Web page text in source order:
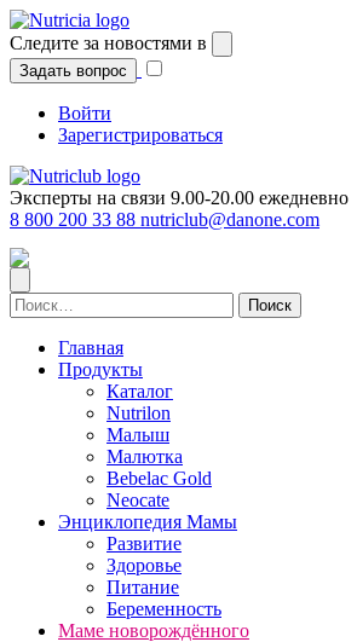
Перейти
к
содержимому
Следите за новостями в
Задать вопрос
Войти
Зарегистрироваться
Эксперты на связи 9.00-20.00 ежедневно
8 800 200 33 88 nutriclub@danone.com
Найти:
Главная
Продукты
Каталог
Nutrilon
Малыш
Малютка
Bebelac Gold
Neocate
Энциклопедия Мамы
Развитие
Здоровье
Питание
Беременность
Маме новорождённого